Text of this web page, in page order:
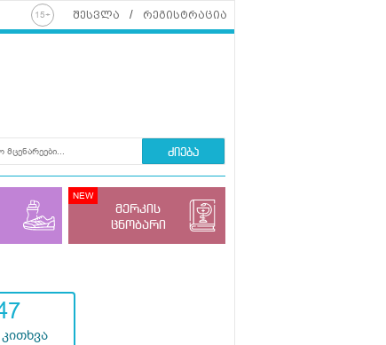
შესვლა რეგისტრაცია
ძიება
მერკის
ცნობარი